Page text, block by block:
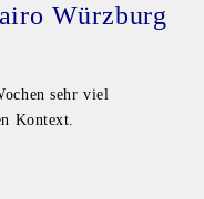
Würzburg
sehr viel
Kontext.